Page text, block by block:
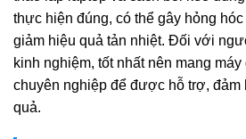
thực hiện đúng, có thể gây hỏng
giảm hiệu quả tản nhiệt. Đối với
kinh nghiệm, tốt nhất nên mang máy
chuyên nghiệp để được hỗ trợ, đảm
quả.